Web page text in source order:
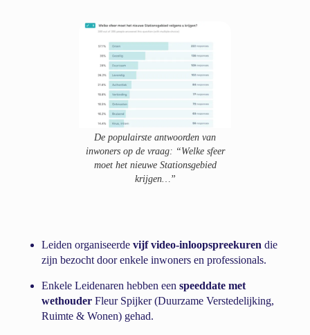
De populairste antwoorden van
inwoners op de vraag: “Welke sfeer
moet het nieuwe Stationsgebied
krijgen…”
Leiden organiseerde vijf video-inloopspreekuren die
zijn bezocht door enkele inwoners en professionals.
Enkele Leidenaren hebben een speeddate met
wethouder Fleur Spijker (Duurzame Verstedelijking,
Ruimte & Wonen) gehad.